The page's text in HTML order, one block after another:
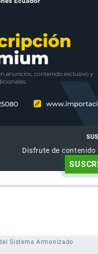
Disfrute de
Sistema Armonizado